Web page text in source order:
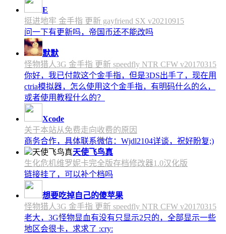
E
挺进地牢 金手指 更新 gayfriend SX v20210915
问一下有更新吗，帝国币还不能改吗
默默
怪物猎人3G 金手指 更新 speedfly NTR CFW v20170315
你好，我已付款这个金手指，但是3DS出手了，现在用
ctria模拟器，怎么使用这个金手指，有明码什么的么，
或者使用教程什么的？
Xcode
关于本站从免费走向收费的原因
商务合作，具体联系微信：Wjdl2104详谈，祝好盼复;)
天使飞鸟真
生化危机维罗妮卡完全版存档修改器1.0汉化版
链接挂了，可以补个档吗
想要吃掉自己的傻苹果
怪物猎人3G 金手指 更新 speedfly NTR CFW v20170315
老大，3G怪物显血有没有只显示2只的，全部显示一些
地区会很卡，求求了 :cry: